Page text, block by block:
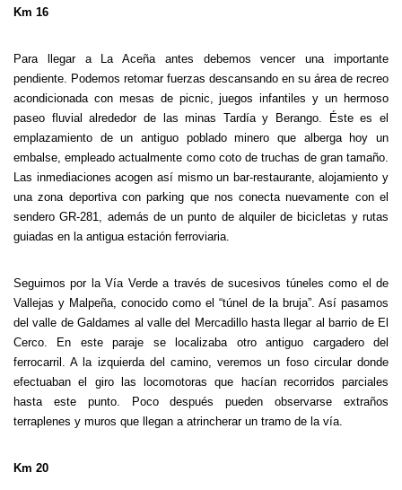
Km 16
Para llegar a La Aceña antes debemos vencer una importante
pendiente. Podemos retomar fuerzas descansando en su área de recreo
acondicionada con mesas de picnic, juegos infantiles y un hermoso
paseo fluvial alrededor de las minas Tardía y Berango. Éste es el
emplazamiento de un antiguo poblado minero que alberga hoy un
embalse, empleado actualmente como coto de truchas de gran tamaño.
Las inmediaciones acogen así mismo un bar-restaurante, alojamiento y
una zona deportiva con parking que nos conecta nuevamente con el
sendero GR-281, además de un punto de alquiler de bicicletas y rutas
guiadas en la antigua estación ferroviaria.
Seguimos por la Vía Verde a través de sucesivos túneles como el de
Vallejas y Malpeña, conocido como el “túnel de la bruja”. Así pasamos
del valle de Galdames al valle del Mercadillo hasta llegar al barrio de El
Cerco. En este paraje se localizaba otro antiguo cargadero del
ferrocarril. A la izquierda del camino, veremos un foso circular donde
efectuaban el giro las locomotoras que hacían recorridos parciales
hasta este punto. Poco después pueden observarse extraños
terraplenes y muros que llegan a atrincherar un tramo de la vía.
Km 20